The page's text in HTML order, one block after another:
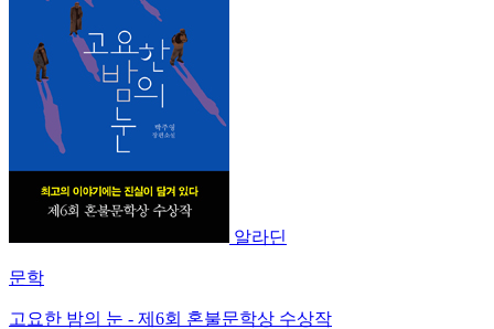
알라딘
문학
고요한 밤의 눈 - 제6회 혼불문학상 수상작